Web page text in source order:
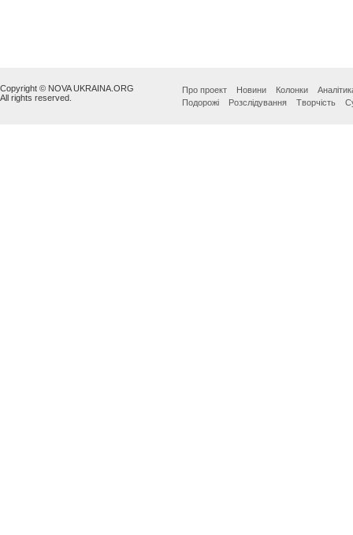
Copyright © NOVA UKRAINA.ORG
All rights reserved.
Про проект Новини Колонки
Подорожі
Розслідування Творчість